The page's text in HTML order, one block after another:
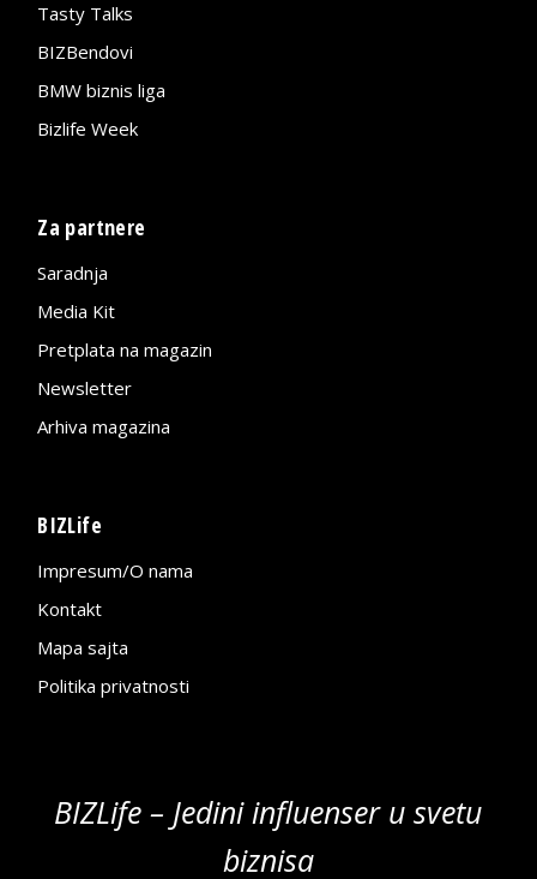
Tasty Talks
BIZBendovi
BMW biznis liga
Bizlife Week
Za partnere
Saradnja
Media Kit
Pretplata na magazin
Newsletter
Arhiva magazina
BIZLife
Impresum/O nama
Kontakt
Mapa sajta
Politika privatnosti
BIZLife – Jedini influenser u svetu
biznisa